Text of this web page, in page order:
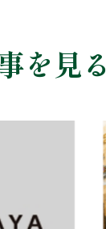
を見る